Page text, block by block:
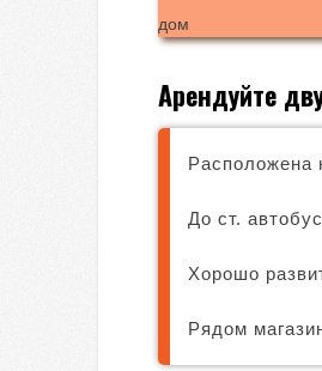
дом
Арендуйте
Расположена
До ст.
Хорошо
Рядом